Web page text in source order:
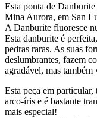
Esta ponta de
Mina Aurora, em San
A Danburite fluoresce
Esta danburite é
pedras raras. As suas
deslumbrantes, fazem
agradável, mas também
Esta peça em
arco-íris e é bastante
mais especial!